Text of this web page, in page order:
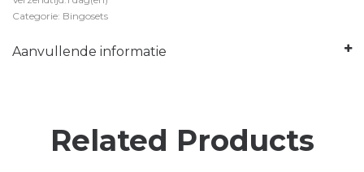
Categorie: Bingosets
Aanvullende informatie
Related Products